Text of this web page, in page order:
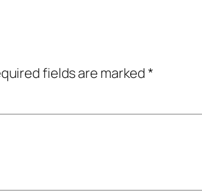
fields are marked*